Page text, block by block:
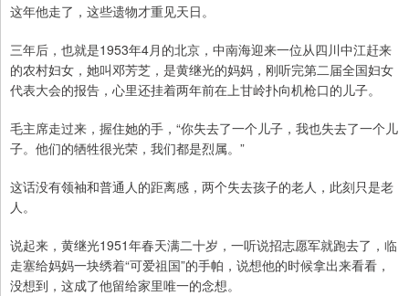
这年他走了，这些遗物才重见天日。
三年后，也就是1953年4月的北京，中南海迎来一位从四川中江赶来
的农村妇女，她叫邓芳芝，是黄继光的妈妈，刚听完第二届全国妇女
代表大会的报告，心里还挂着两年前在上甘岭扑向机枪口的儿子。
毛主席走过来，握住她的手，“你失去了一个儿子，我也失去了一个儿
子。他们的牺牲很光荣，我们都是烈属。”
这话没有领袖和普通人的距离感，两个失去孩子的老人，此刻只是老
人。
说起来，黄继光1951年春天满二十岁，一听说招志愿军就跑去了，临
走塞给妈妈一块绣着“可爱祖国”的手帕，说想他的时候拿出来看看，
没想到，这成了他留给家里唯一的念想。